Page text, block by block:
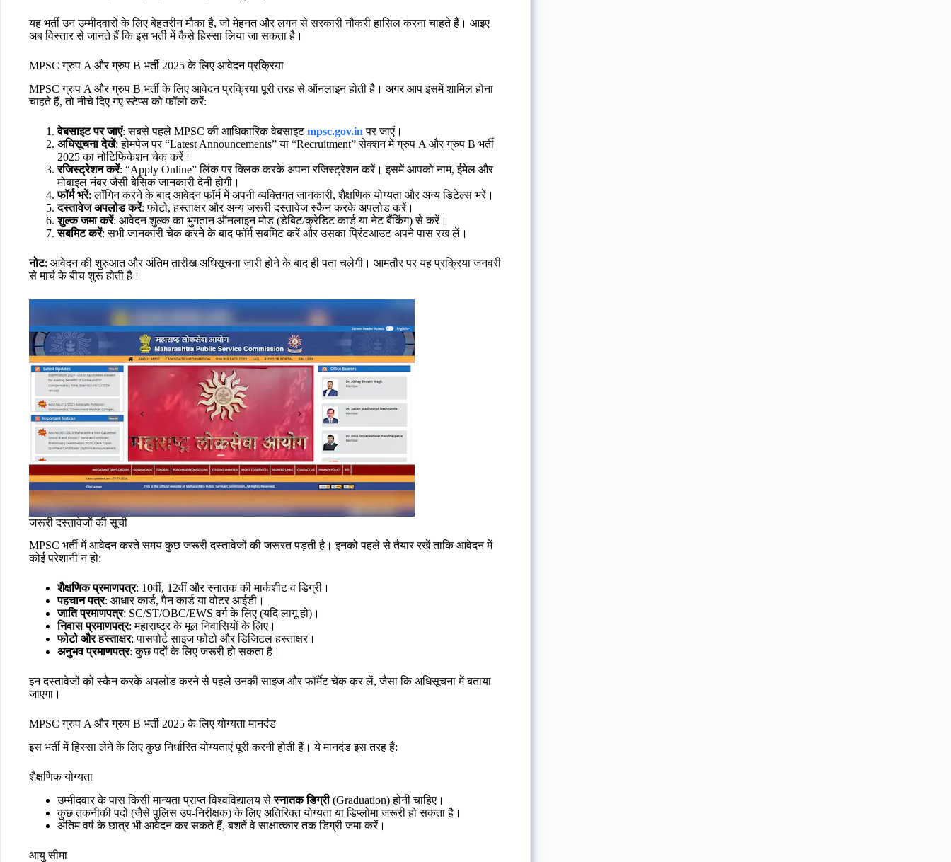
यह भर्ती उन उम्मीदवारों के लिए बेहतरीन मौका है, जो मेहनत और लगन से सरकारी नौकरी हासिल करना चाहते हैं। आइए
अब विस्तार से जानते हैं कि इस भर्ती में कैसे हिस्सा लिया जा सकता है।
MPSC ग्रुप A और ग्रुप B भर्ती 2025 के लिए आवेदन प्रक्रिया
MPSC ग्रुप A और ग्रुप B भर्ती के लिए आवेदन प्रक्रिया पूरी तरह से ऑनलाइन होती है। अगर आप इसमें शामिल होना
चाहते हैं, तो नीचे दिए गए स्टेप्स को फॉलो करें:
वेबसाइट पर जाएं: सबसे पहले MPSC की आधिकारिक वेबसाइटmpsc.gov.in पर जाएं।
अधिसूचना देखें: होमपेज पर “Latest Announcements” या “Recruitment” सेक्शन में ग्रुप A और ग्रुप B भर्ती
2025 का नोटिफिकेशन चेक करें।
रजिस्ट्रेशन करें: “Apply Online” लिंक पर क्लिक करके अपना रजिस्ट्रेशन करें। इसमें आपको नाम, ईमेल और
मोबाइल नंबर जैसी बेसिक जानकारी देनी होगी।
फॉर्म भरें: लॉगिन करने के बाद आवेदन फॉर्म में अपनी व्यक्तिगत जानकारी, शैक्षणिक योग्यता और अन्य डिटेल्स भरें।
दस्तावेज अपलोड करें: फोटो, हस्ताक्षर और अन्य जरूरी दस्तावेज स्कैन करके अपलोड करें।
शुल्क जमा करें: आवेदन शुल्क का भुगतान ऑनलाइन मोड (डेबिट/क्रेडिट कार्ड या नेट बैंकिंग) से करें।
सबमिट करें: सभी जानकारी चेक करने के बाद फॉर्म सबमिट करें और उसका प्रिंटआउट अपने पास रख लें।
नोट: आवेदन की शुरुआत और अंतिम तारीख अधिसूचना जारी होने के बाद ही पता चलेगी। आमतौर पर यह प्रक्रिया जनवरी
से मार्च के बीच शुरू होती है।
जरूरी दस्तावेजों की सूची
MPSC भर्ती में आवेदन करते समय कुछ जरूरी दस्तावेजों की जरूरत पड़ती है। इनको पहले से तैयार रखें ताकि आवेदन में
कोई परेशानी न हो:
शैक्षणिक प्रमाणपत्र: 10वीं, 12वीं और स्नातक की मार्कशीट व डिग्री।
पहचान पत्र: आधार कार्ड, पैन कार्ड या वोटर आईडी।
जाति प्रमाणपत्र: SC/ST/OBC/EWS वर्ग के लिए (यदि लागू हो)।
निवास प्रमाणपत्र: महाराष्ट्र के मूल निवासियों के लिए।
फोटो और हस्ताक्षर: पासपोर्ट साइज फोटो और डिजिटल हस्ताक्षर।
अनुभव प्रमाणपत्र: कुछ पदों के लिए जरूरी हो सकता है।
इन दस्तावेजों को स्कैन करके अपलोड करने से पहले उनकी साइज और फॉर्मेट चेक कर लें, जैसा कि अधिसूचना में बताया
जाएगा।
MPSC ग्रुप A और ग्रुप B भर्ती 2025 के लिए योग्यता मानदंड
इस भर्ती में हिस्सा लेने के लिए कुछ निर्धारित योग्यताएं पूरी करनी होती हैं। ये मानदंड इस तरह हैं:
शैक्षणिक योग्यता
उम्मीदवार के पास किसी मान्यता प्राप्त विश्वविद्यालय सेस्नातक डिग्री(Graduation) होनी चाहिए।
कुछ तकनीकी पदों (जैसे पुलिस उप-निरीक्षक) के लिए अतिरिक्त योग्यता या डिप्लोमा जरूरी हो सकता है।
अंतिम वर्ष के छात्र भी आवेदन कर सकते हैं, बशर्ते वे साक्षात्कार तक डिग्री जमा करें।
आयु सीमा